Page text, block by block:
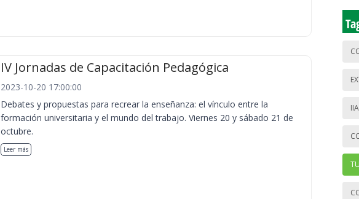
IV Jornadas de Capacitación Pedagógica
2023-10-20 17:00:00
Debates y propuestas para recrear la enseñanza: el vínculo entre la
formación universitaria y el mundo del trabajo. Viernes 20 y sábado 21 de
octubre.
Leer más